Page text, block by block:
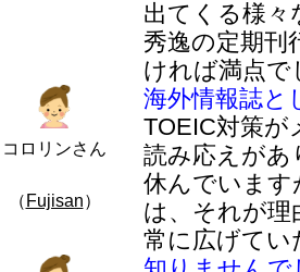
出てくる様々
秀逸の定期刊
ければ満点で
コロリンさん
（ Fujisan）
海外情報誌と
TOEIC対策が
読み応えがあ
休んでいます
は、それが理
常に広げてい